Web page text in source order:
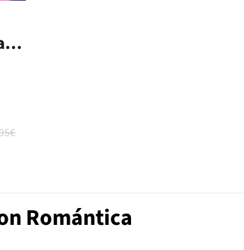
Romántica